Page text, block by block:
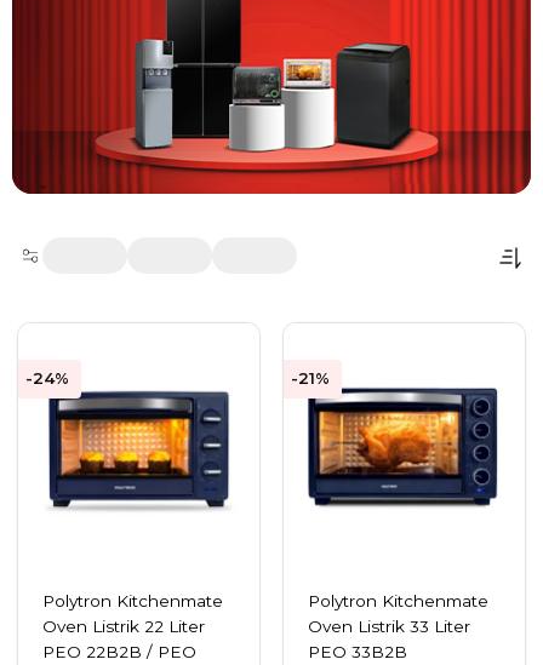
-24%
Polytron Kitchenmate
Oven Listrik 22 Liter
PEO 22B2B / PEO
-21%
Polytron Kitchenmate
Oven Listrik 33 Liter
PEO 33B2B